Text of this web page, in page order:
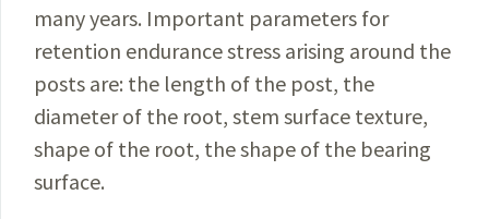
many years. Important parameters for
retention endurance stress arising around the
posts are: the length of the post, the
diameter of the root, stem surface texture,
shape of the root, the shape of the bearing
surface.